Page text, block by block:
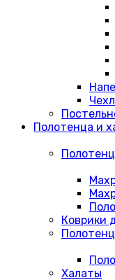
Полотенца и
Коврики
Халаты